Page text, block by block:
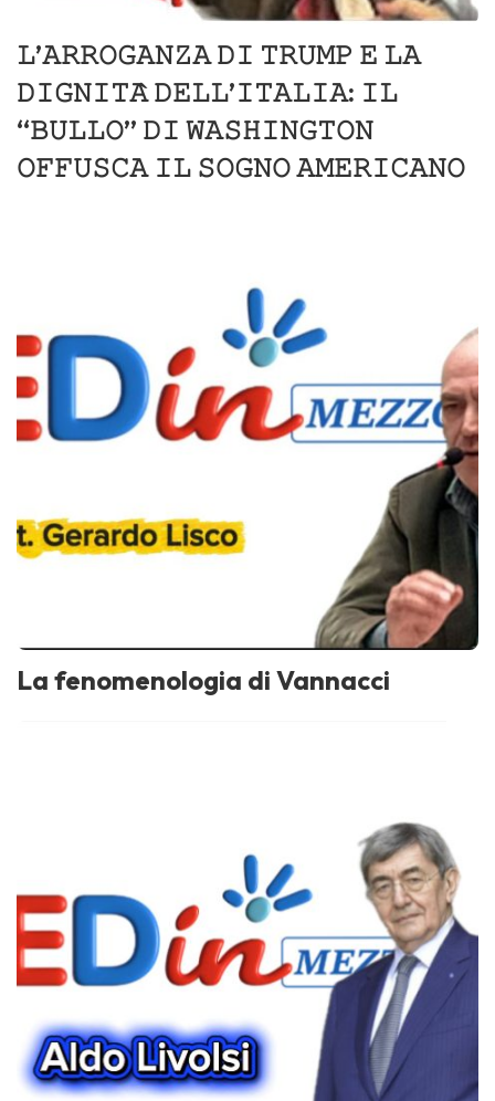
𝙻’𝙰𝚁𝚁𝙾𝙶𝙰𝙽𝚉𝙰 𝙳𝙸 𝚃𝚁𝚄𝙼𝙿 𝙴 𝙻𝙰
𝙳𝙸𝙶𝙽𝙸𝚃𝙰̀ 𝙳𝙴𝙻𝙻’𝙸𝚃𝙰𝙻𝙸𝙰: 𝙸𝙻
“𝙱𝚄𝙻𝙻𝙾” 𝙳𝙸 𝚆𝙰𝚂𝙷𝙸𝙽𝙶𝚃𝙾𝙽
𝙾𝙵𝙵𝚄𝚂𝙲𝙰 𝙸𝙻 𝚂𝙾𝙶𝙽𝙾 𝙰𝙼𝙴𝚁𝙸𝙲𝙰𝙽𝙾
La fenomenologia di Vannacci